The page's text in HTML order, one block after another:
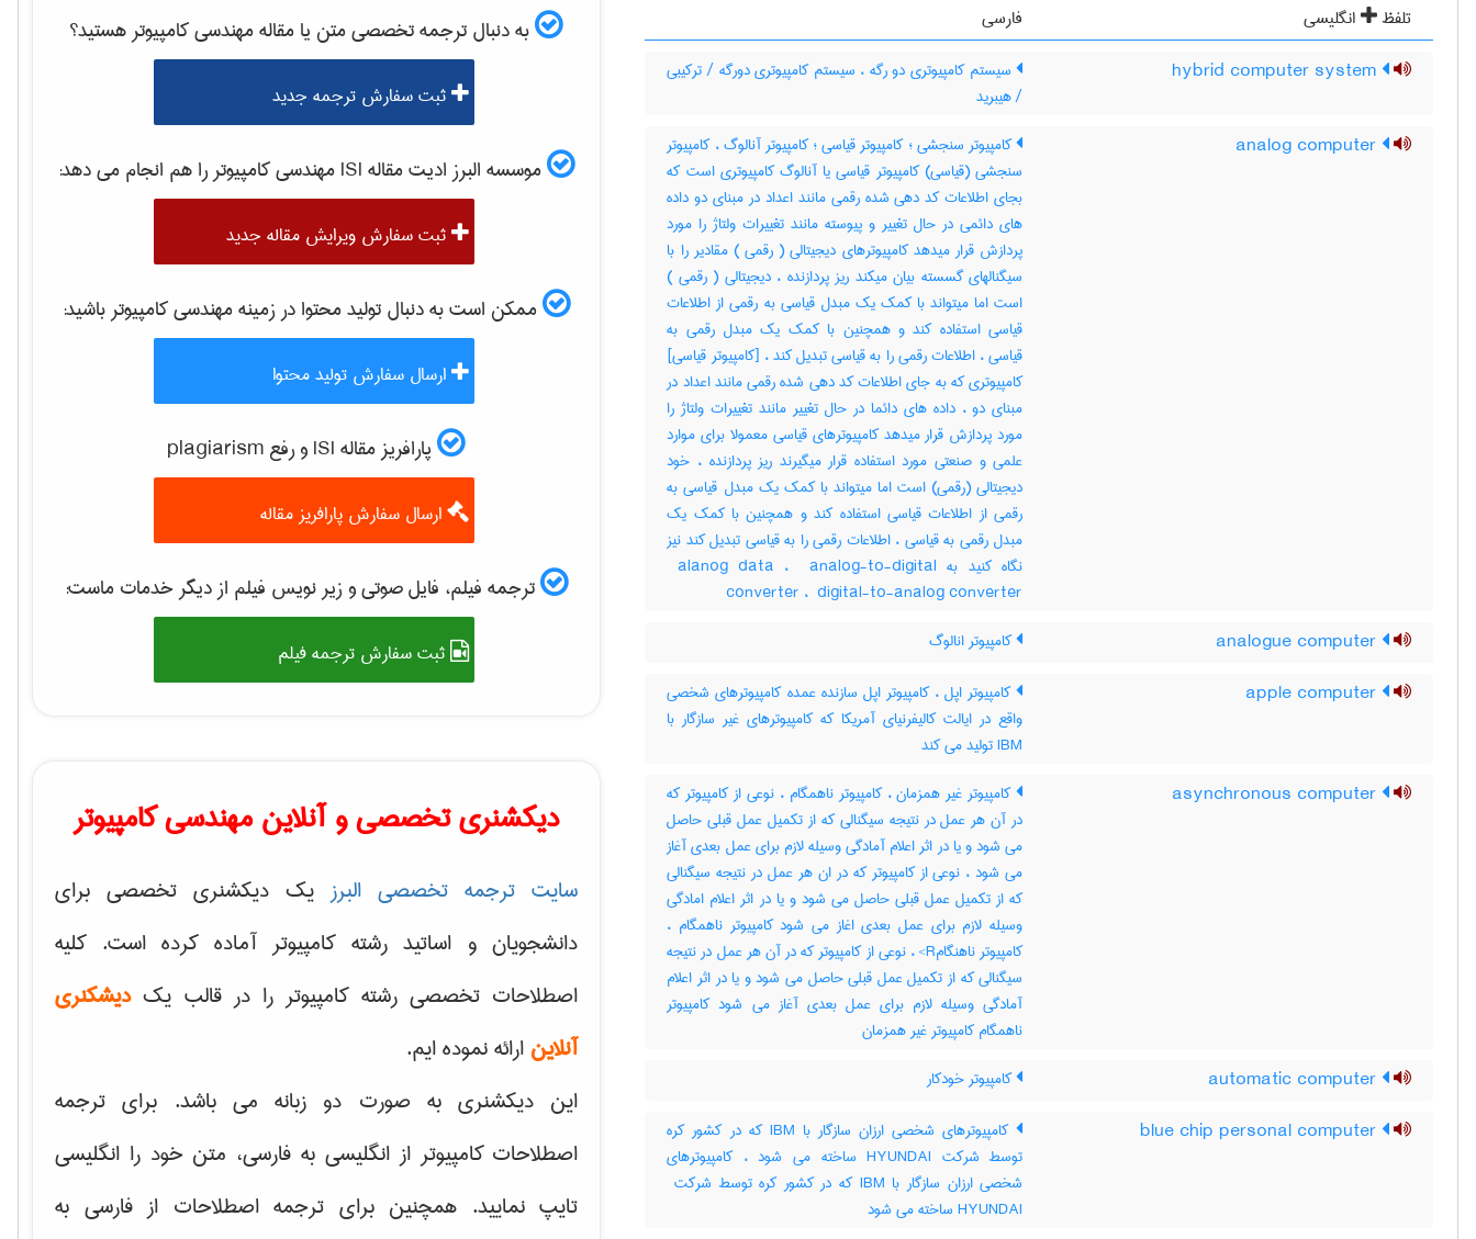
تلفظ انگلیسی
فارسی
سیستم کامپیوتری دو رگه ، سیستم کامپیوتری دورگه / ترکیبی
/ هیبرید
کامپیوتر سنجشی ؛ کامپیوتر قیاسی ؛ کامپیوتر آنالوگ ، کامپیوتر
سنجشی (قیاسی) کامپیوتر قیاسی یا آنالوگ کامپیوتری است که
بجای اطلاعات کد دهی شده رقمی مانند اعداد در مبنای دو داده
های دائمی در حال تغییر و پیوسته مانند تغییرات ولتاژ را مورد
پردازش قرار میدهد کامپیوترهای دیجیتالی ( رقمی ) مقادیر را با
سیگنالهای گسسته بیان میکند ریز پردازنده ، دیجیتالی ( رقمی )
است اما میتواند با کمک یک مبدل قیاسی به رقمی از اطلاعات
قیاسی استفاده کند و همچنین با کمک یک مبدل رقمی به
قیاسی ، اطلاعات رقمی را به قیاسی تبدیل کند ، [کامپیوتر قیاسی]
کامپیوتری که به جای اطلاعات کد دهی شده رقمی مانند اعداد در
مبنای دو ، داده های دائما در حال تغییر مانند تغییرات ولتاژ را
مورد پردازش قرار میدهد کامپیوترهای قیاسی معمولا برای موارد
علمی و صنعتی مورد استفاده قرار میگیرند ریز پردازنده ، خود
دیجیتالی (رقمی) است اما میتواند با کمک یک مبدل قیاسی به
رقمی از اطلاعات قیاسی استفاده کند و همچنین با کمک یک
مبدل رقمی به قیاسی ، اطلاعات رقمی را به قیاسی تبدیل کند نیز
نگاه کنید به ‎ alanog data ، ‎ analog-to-digital
converter ، ‎ digital-to-analog converter
کامپیوتر انالوگ
کامپیوتر اپل ، کامپیوتر اپل سازنده عمده کامپیوترهای شخصی
واقع در ایالت کالیفرنیای آمریکا که کامپیوترهای غیر سازگار با
IBM تولید می کند
کامپیوتر غیر همزمان ، کامپیوتر ناهمگام ، نوعی از کامپیوتر که
در آن هر عمل در نتیجه سیگنالی که از تکمیل عمل قبلی حاصل
می شود و یا در اثر اعلام آمادگی وسیله لازم برای عمل بعدی آغاز
می شود ، نوعی از کامپیوتر که در ان هر عمل در نتیجه سیگنالی
که از تکمیل عمل قبلی حاصل می شود و یا در اثر اعلام امادگی
وسیله لازم برای عمل بعدی اغاز می شود کامپیوتر ناهمگام ،
کامپیوتر ناهنگامR> ، نوعی از کامپیوتر که در آن هر عمل در نتیجه
سیگنالی که از تکمیل عمل قبلی حاصل می شود و یا در اثر اعلام
آمادگی وسیله لازم برای عمل بعدی آغاز می شود کامپیوتر
ناهمگام کامپیوتر غیر همزمان
کامپیوتر خودکار
کامپیوترهای شخصی ارزان سازگار با IBM که در کشور کره
توسط شرکت HYUNDAI ساخته می شود ، کامپیوترهای
HYUNDAI ساخته می شود
به دنبال ترجمه تخصصی متن یا مقالهمهندسی كامپيوترهستید؟
ثبت سفارش ترجمه جدید
موسسه البرز ادیت مقاله ISI مهندسی كامپيوتررا هم انجام می دهد:
ثبت سفارش ویرایش مقاله جدید
ممکن است به دنبال تولید محتوا در زمینهمهندسی كامپيوترباشید:
ارسال سفارش تولید محتوا
پارافریز مقاله ISI و رفع plagiarism
ارسال سفارش پارافریز مقاله
ترجمه فیلم، فایل صوتی و زیر نویس فیلم از دیگر خدمات ماست:
ثبت سفارش ترجمه فیلم
دیکشنری تخصصی و آنلاین مهندسی کامپیوتر
سایت ترجمه تخصصی البرزیک دیکشنری تخصصی برای
دانشجویان و اساتید رشته کامپیوتر آماده کرده است. کلیه
اصطلاحات تخصصی رشته کامپیوتر را در قالب یکدیشکنری
آنلاین ارائه نموده ایم.
این دیکشنری به صورت دو زبانه می باشد. برای ترجمه
اصطلاحات کامپیوتر از انگلیسی به فارسی، متن خود را انگلیسی
تایپ نمایید. همچنین برای ترجمه اصطلاحات از فارسی به